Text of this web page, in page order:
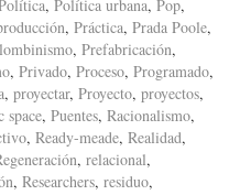
, Política urbana, Pop,
, Práctica, Prada Poole,
, Prefabricación,
, Privado, Proceso, Programado,
, proyectar, Proyecto, proyectos,
space, Puentes, Racionalismo,
, Ready-meade, Realidad,
, relacional,
, Researchers, residuo,